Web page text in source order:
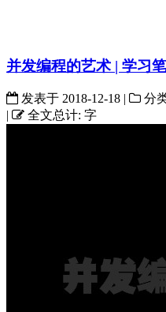
并发编程的艺术 | 学习笔
发表于 2018-12-18 | 分
|
全文总计: 字